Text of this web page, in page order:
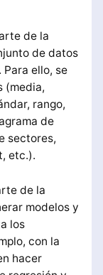
de la
de datos
ello, se
(media,
rango,
de
sectores,
etc.).
de la
modelos y
los
con la
hacer